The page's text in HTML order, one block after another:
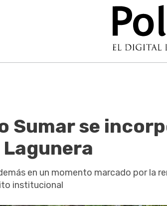
Sumar se
en un momento marcado por la
institucional